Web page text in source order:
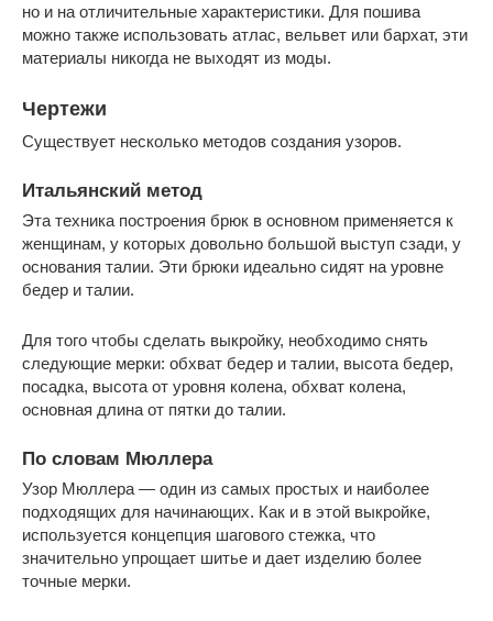
но и на отличительные характеристики. Для пошива
можно также использовать атлас, вельвет или бархат, эти
материалы никогда не выходят из моды.
Чертежи
Существует несколько методов создания узоров.
Итальянский метод
Эта техника построения брюк в основном применяется к
женщинам, у которых довольно большой выступ сзади, у
основания талии. Эти брюки идеально сидят на уровне
бедер и талии.
Для того чтобы сделать выкройку, необходимо снять
следующие мерки: обхват бедер и талии, высота бедер,
посадка, высота от уровня колена, обхват колена,
основная длина от пятки до талии.
По словам Мюллера
Узор Мюллера — один из самых простых и наиболее
подходящих для начинающих. Как и в этой выкройке,
используется концепция шагового стежка, что
значительно упрощает шитье и дает изделию более
точные мерки.